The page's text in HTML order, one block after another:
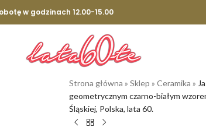
w godzinach 12.00-15.00
Strona główna » Sklep » Ceramika »
geometrycznym czarno-białym
Śląskiej, Polska, lata 60.